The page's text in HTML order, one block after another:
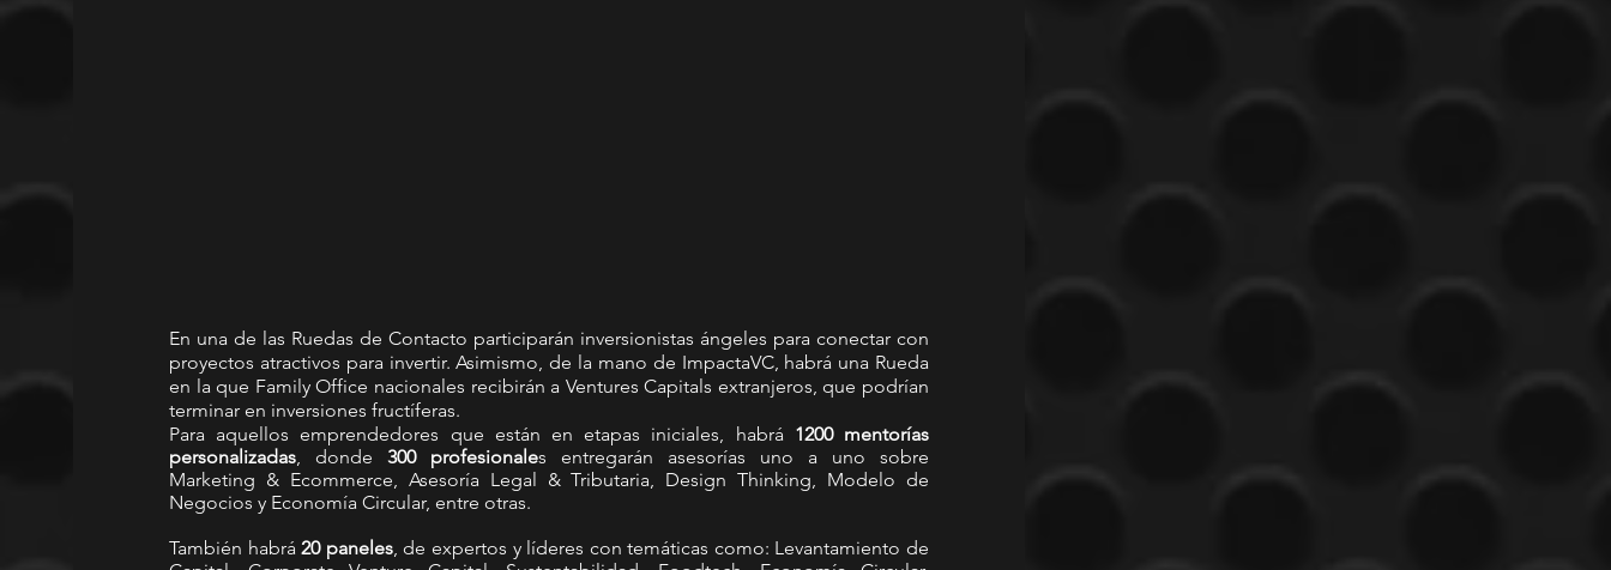
En una de las Ruedas de Contacto participarán inversionistas ángeles para conectar con
proyectos atractivos para invertir. Asimismo, de la mano de ImpactaVC, habrá una Rueda
en la que Family Office nacionales recibirán a Ventures Capitals extranjeros, que podrían
terminar en inversiones fructíferas.
Para aquellos emprendedores que están en etapas iniciales, habrá 1200 mentorías
personalizadas, donde 300 profesionales entregarán asesorías uno a uno sobre
Marketing & Ecommerce, Asesoría Legal & Tributaria, Design Thinking, Modelo de
Negocios y Economía Circular, entre otras.
También habrá 20 paneles, de expertos y líderes con temáticas como: Levantamiento de